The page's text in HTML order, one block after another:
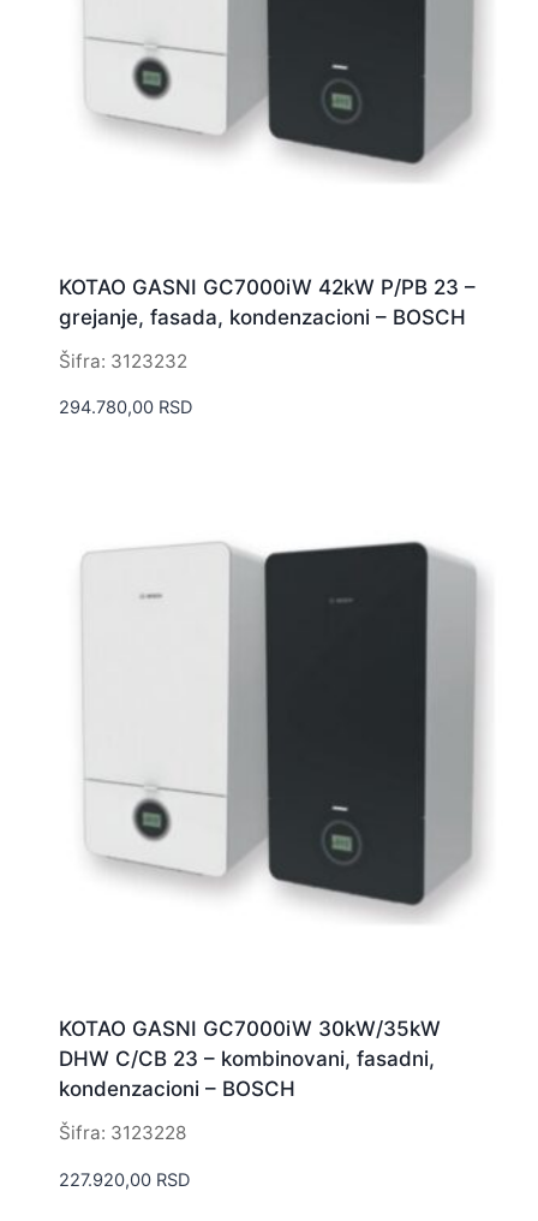
KOTAO GASNI GC7000iW 42kW P/PB 23 –
grejanje, fasada, kondenzacioni – BOSCH
Šifra: 3123232
294.780,00 RSD
KOTAO GASNI GC7000iW 30kW/35kW
DHW C/CB 23 – kombinovani, fasadni,
kondenzacioni – BOSCH
Šifra: 3123228
227.920,00 RSD